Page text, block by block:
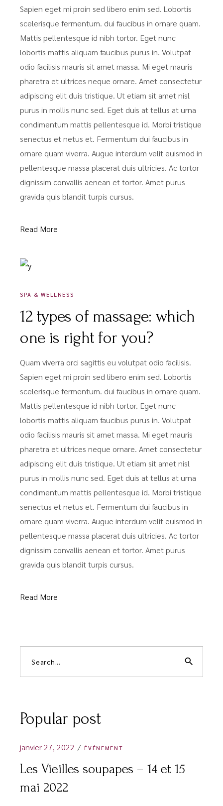
Sapien eget mi proin sed libero enim sed. Lobortis
scelerisque fermentum. dui faucibus in ornare quam.
Mattis pellentesque id nibh tortor. Eget nunc
lobortis mattis aliquam faucibus purus in. Volutpat
odio facilisis mauris sit amet massa. Mi eget mauris
pharetra et ultrices neque ornare. Amet consectetur
adipiscing elit duis tristique. Ut etiam sit amet nisl
purus in mollis nunc sed. Eget duis at tellus at urna
condimentum mattis pellentesque id. Morbi tristique
senectus et netus et. Fermentum dui faucibus in
ornare quam viverra. Augue interdum velit euismod in
pellentesque massa placerat duis ultricies. Ac tortor
dignissim convallis aenean et tortor. Amet purus
gravida quis blandit turpis cursus.
Read More
SPA & WELLNESS
12 types of massage: which
one is right for you?
Quam viverra orci sagittis eu volutpat odio facilisis.
Sapien eget mi proin sed libero enim sed. Lobortis
scelerisque fermentum. dui faucibus in ornare quam.
Mattis pellentesque id nibh tortor. Eget nunc
lobortis mattis aliquam faucibus purus in. Volutpat
odio facilisis mauris sit amet massa. Mi eget mauris
pharetra et ultrices neque ornare. Amet consectetur
adipiscing elit duis tristique. Ut etiam sit amet nisl
purus in mollis nunc sed. Eget duis at tellus at urna
condimentum mattis pellentesque id. Morbi tristique
senectus et netus et. Fermentum dui faucibus in
ornare quam viverra. Augue interdum velit euismod in
pellentesque massa placerat duis ultricies. Ac tortor
dignissim convallis aenean et tortor. Amet purus
gravida quis blandit turpis cursus.
Read More
search
Popular post
janvier 27, 2022 ÉVÉNEMENT
Les Vieilles soupapes – 14 et 15
mai 2022